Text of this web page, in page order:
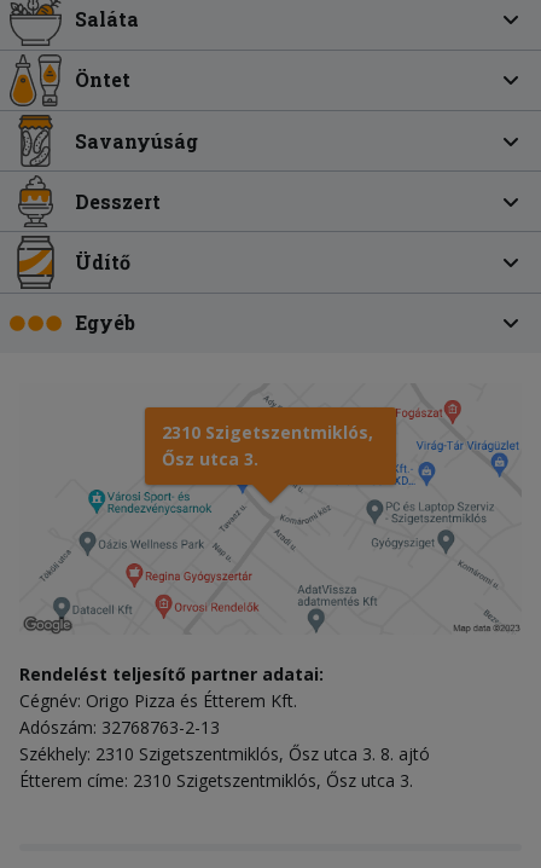
Saláta
Öntet
Savanyúság
Desszert
Üdítő
Egyéb
2310 Szigetszentmiklós,
Ősz utca 3.
Rendelést teljesítő partner adatai:
Cégnév: Origo Pizza és Étterem Kft.
Adószám: 32768763-2-13
Székhely: 2310 Szigetszentmiklós, Ősz utca 3. 8. ajtó
Étterem címe: 2310 Szigetszentmiklós, Ősz utca 3.